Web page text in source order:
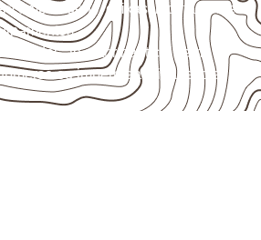
embalagens, caixas, montagem e
ao setor náutico, sem
ou impermeabilidade total.